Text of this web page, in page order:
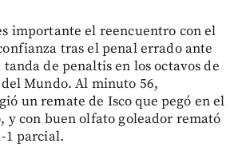
importante el reencuentro con el
tras el penal errado ante
de penaltis en los octavos de
Mundo. Al minuto 56,
un remate de Isco que pegó en el
y con buen olfato goleador remató
1 parcial.